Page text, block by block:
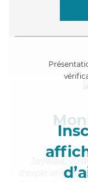
,
d'expérience et